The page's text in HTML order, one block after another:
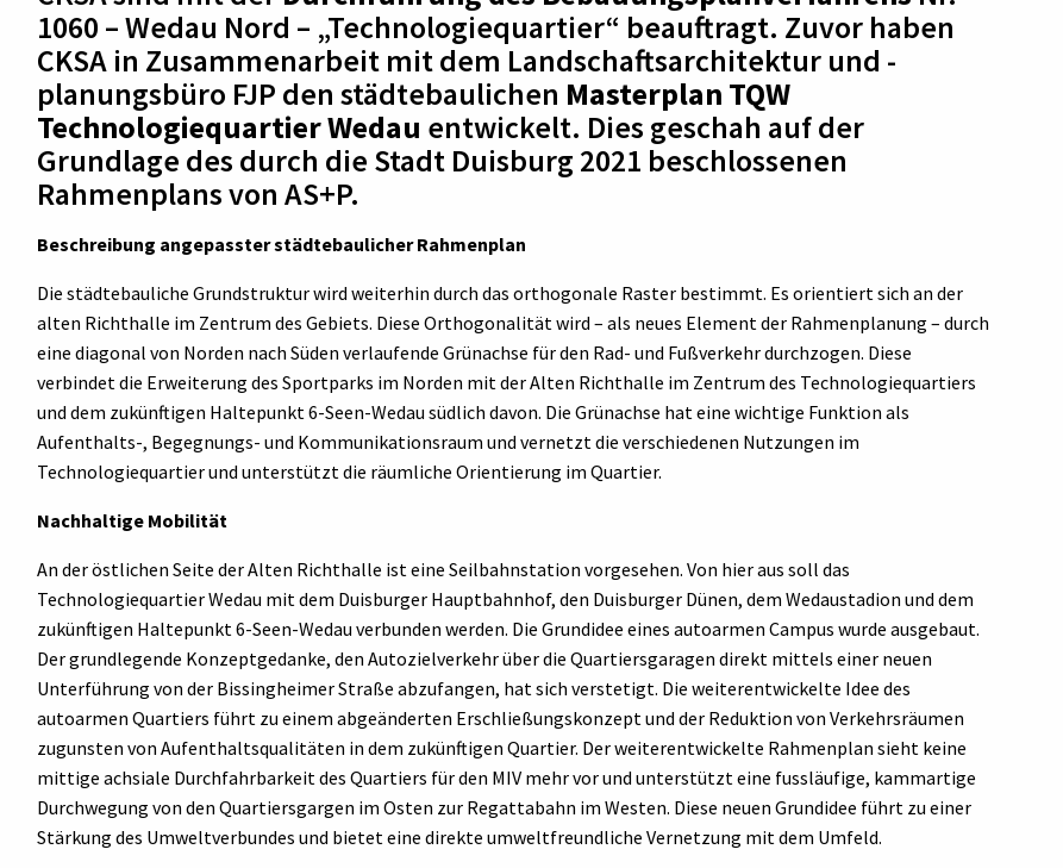
1060 – Wedau Nord – „Technologiequartier“ beauftragt. Zuvor haben
CKSA in Zusammenarbeit mit dem Landschaftsarchitektur und -
planungsbüro FJP den städtebaulichen Masterplan TQW
Technologiequartier Wedau entwickelt. Dies geschah auf der
Grundlage des durch die Stadt Duisburg 2021 beschlossenen
Rahmenplans von AS+P.
Beschreibung angepasster städtebaulicher Rahmenplan
Die städtebauliche Grundstruktur wird weiterhin durch das orthogonale Raster bestimmt. Es orientiert sich an der
alten Richthalle im Zentrum des Gebiets. Diese Orthogonalität wird – als neues Element der Rahmenplanung – durch
eine diagonal von Norden nach Süden verlaufende Grünachse für den Rad- und Fußverkehr durchzogen. Diese
verbindet die Erweiterung des Sportparks im Norden mit der Alten Richthalle im Zentrum des Technologiequartiers
und dem zukünftigen Haltepunkt 6-Seen-Wedau südlich davon. Die Grünachse hat eine wichtige Funktion als
Aufenthalts-, Begegnungs- und Kommunikationsraum und vernetzt die verschiedenen Nutzungen im
Technologiequartier und unterstützt die räumliche Orientierung im Quartier.
Nachhaltige Mobilität
An der östlichen Seite der Alten Richthalle ist eine Seilbahnstation vorgesehen. Von hier aus soll das
Technologiequartier Wedau mit dem Duisburger Hauptbahnhof, den Duisburger Dünen, dem Wedaustadion und dem
zukünftigen Haltepunkt 6-Seen-Wedau verbunden werden. Die Grundidee eines autoarmen Campus wurde ausgebaut.
Der grundlegende Konzeptgedanke, den Autozielverkehr über die Quartiersgaragen direkt mittels einer neuen
Unterführung von der Bissingheimer Straße abzufangen, hat sich verstetigt. Die weiterentwickelte Idee des
autoarmen Quartiers führt zu einem abgeänderten Erschließungskonzept und der Reduktion von Verkehrsräumen
zugunsten von Aufenthaltsqualitäten in dem zukünftigen Quartier. Der weiterentwickelte Rahmenplan sieht keine
mittige achsiale Durchfahrbarkeit des Quartiers für den MIV mehr vor und unterstützt eine fussläufige, kammartige
Durchwegung von den Quartiersgargen im Osten zur Regattabahn im Westen. Diese neuen Grundidee führt zu einer
Stärkung des Umweltverbundes und bietet eine direkte umweltfreundliche Vernetzung mit dem Umfeld.